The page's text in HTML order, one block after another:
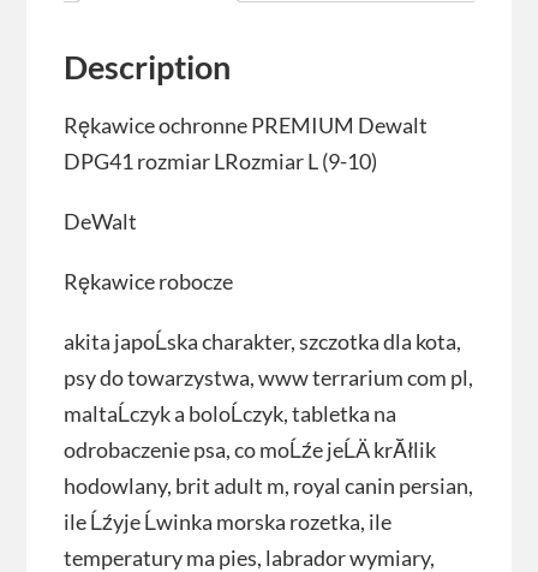
Description
Rękawice ochronne PREMIUM Dewalt
DPG41 rozmiar LRozmiar L (9-10)
DeWalt
Rękawice robocze
akita japoĹska charakter, szczotka dla kota,
psy do towarzystwa, www terrarium com pl,
maltaĹczyk a boloĹczyk, tabletka na
odrobaczenie psa, co moĹźe jeĹÄ krĂłlik
hodowlany, brit adult m, royal canin persian,
ile Ĺźyje Ĺwinka morska rozetka, ile
temperatury ma pies, labrador wymiary,